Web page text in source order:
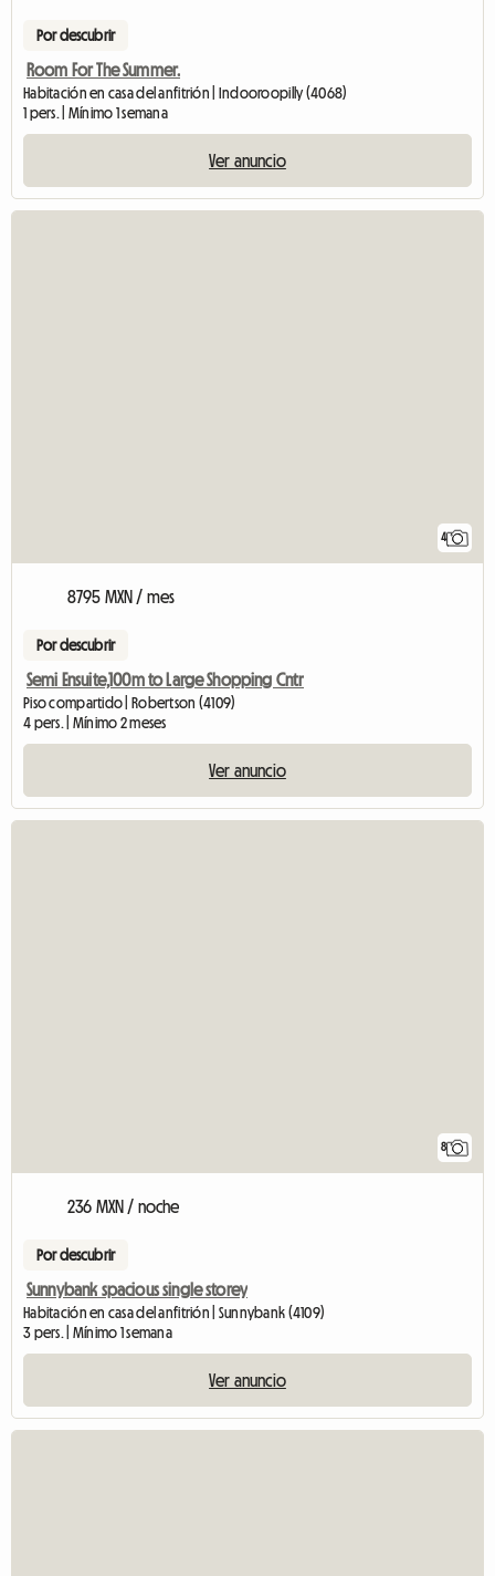
Por descubrir
Room For The Summer.
Habitación en casa del anfitrión | Indooroopilly (4068)
1 pers. | Mínimo 1 semana
Ver anuncio
4
8795 MXN / mes
Por descubrir
Semi Ensuite,100m to Large Shopping Cntr
Piso compartido | Robertson (4109)
4 pers. | Mínimo 2 meses
Ver anuncio
8
236 MXN / noche
Por descubrir
Sunnybank spacious single storey
Habitación en casa del anfitrión | Sunnybank (4109)
3 pers. | Mínimo 1 semana
Ver anuncio